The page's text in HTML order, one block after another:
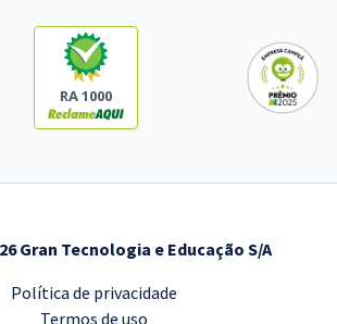
RA 1000
Gran Tecnologia e Educação S/A
Política de privacidade
Termos de uso